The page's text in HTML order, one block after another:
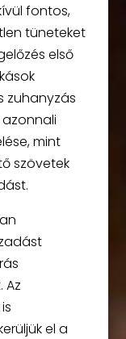
fontos,
tüneteket
első
zuhanyzás
mint
szövetek
Az
el a